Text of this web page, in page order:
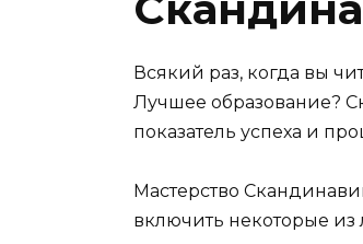
Всякий раз, когда вы
Лучшее образование?
показатель успеха и
Мастерство
включить некоторые